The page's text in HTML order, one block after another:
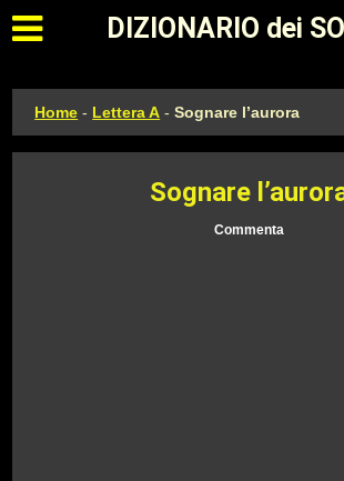
Apri il menu
DIZIONARIO dei
Home - Lettera A -Sognare l’aurora
Sognare
Commenta